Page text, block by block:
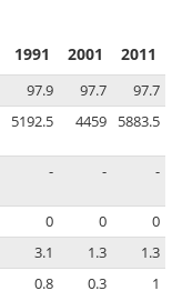
1991 2001 2011
97.9 97.7
97.7
5192.5 4459 5883.5
- - -
0 0
0
3.1 1.3
1.3
0.8 0.3 1